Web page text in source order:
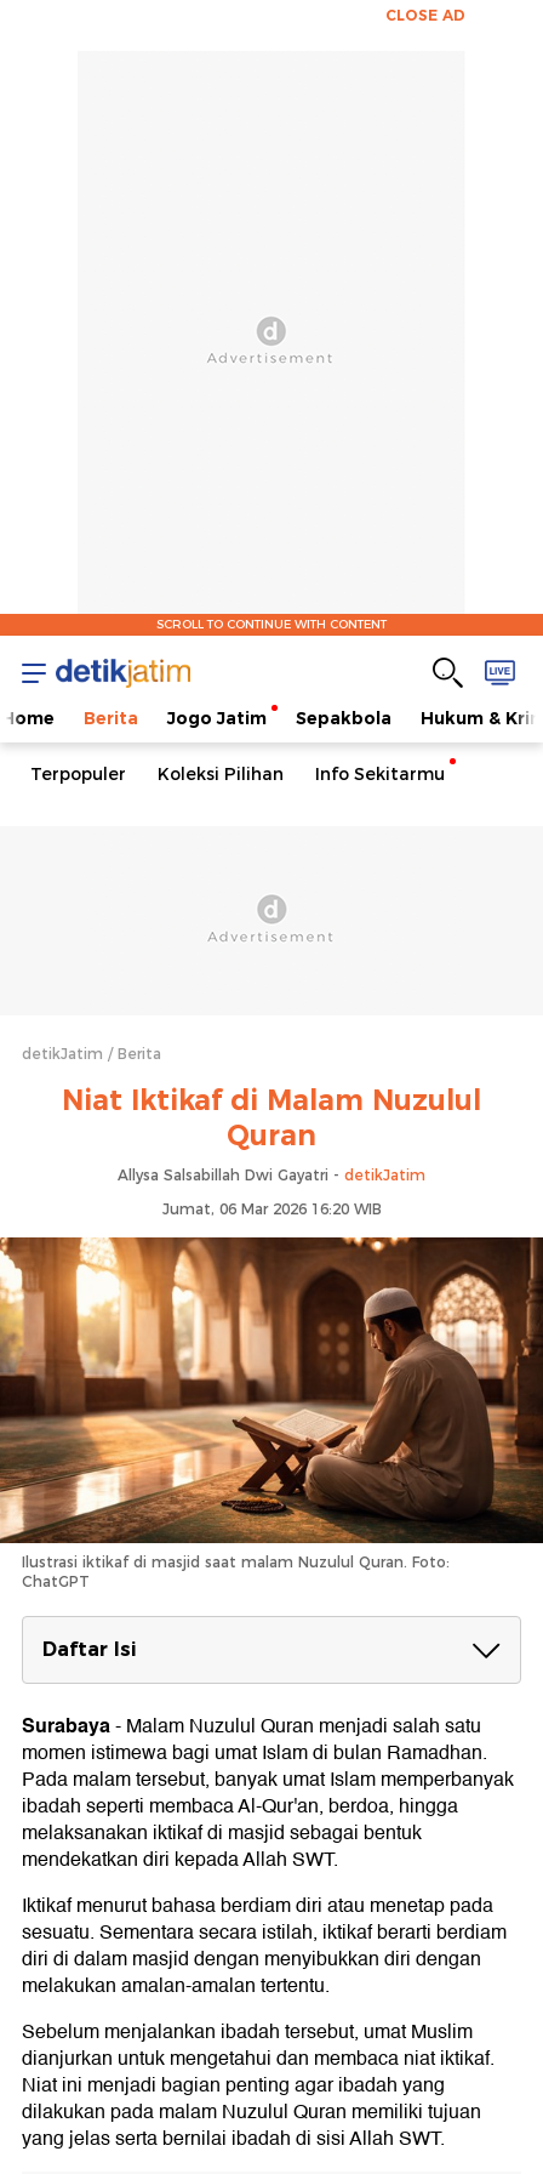
CLOSE AD
SCROLL TO CONTINUE WITH CONTENT
Home Berita Jogo Jatim Sepakbola Hukum &
Terpopuler Koleksi Pilihan Info Sekitarmu
detikJatim Berita
⁠Niat Iktikaf di Malam Nuzulul
Quran
Allysa Salsabillah Dwi Gayatri - detikJatim
Jumat, 06 Mar 2026 16:20 WIB
Ilustrasi iktikaf di masjid saat malam Nuzulul Quran. Foto:
ChatGPT
Daftar Isi
Niat Iktikaf di Malam Nuzulul Quran
Tata Cara Iktikaf
Rukun dan Syarat Iktikaf
Hal-hal yang Dapat Membatalkan Iktikaf
Surabaya-Malam Nuzulul Quran menjadi salah satu
momen istimewa bagi umat Islam di bulan Ramadhan.
Pada malam tersebut, banyak umat Islam memperbanyak
ibadah seperti membaca Al-Qur'an, berdoa, hingga
melaksanakan iktikaf di masjid sebagai bentuk
mendekatkan diri kepada Allah SWT.
Iktikaf menurut bahasa berdiam diri atau menetap pada
sesuatu. Sementara secara istilah, iktikaf berarti berdiam
diri di dalam masjid dengan menyibukkan diri dengan
melakukan amalan-amalan tertentu.
Sebelum menjalankan ibadah tersebut, umat Muslim
dianjurkan untuk mengetahui dan membaca niat iktikaf.
Niat ini menjadi bagian penting agar ibadah yang
dilakukan pada malam Nuzulul Quran memiliki tujuan
yang jelas serta bernilai ibadah di sisi Allah SWT.